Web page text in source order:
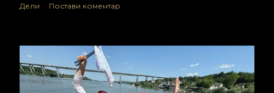
Дели Постави коментар